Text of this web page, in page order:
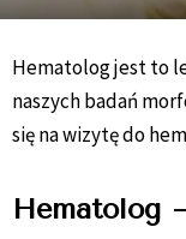
Hematolog jest to
naszych badań
się na wizytę do
Hematolog